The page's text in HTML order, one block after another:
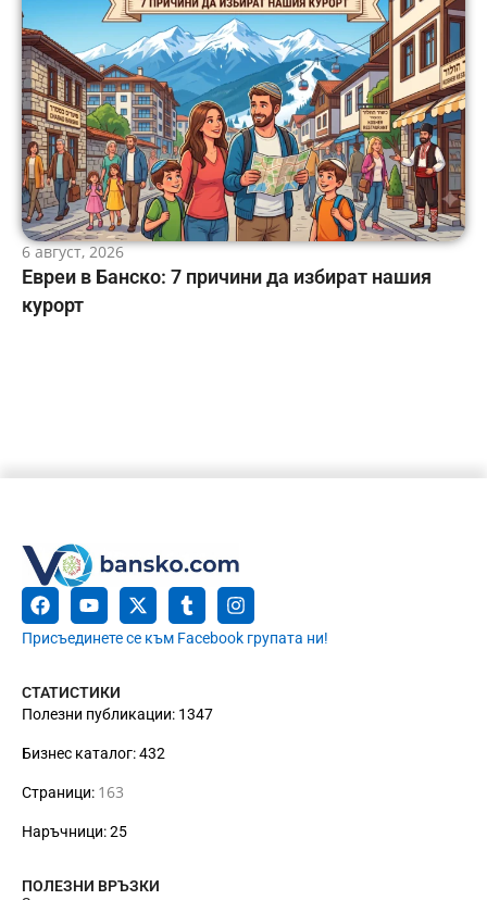
6 август, 2026
Евреи в Банско: 7 причини да избират нашия
курорт
Присъединете се към Facebook групата ни!
СТАТИСТИКИ
Полезни публикации: 1347
Бизнес каталог: 432
Страници: 163
Наръчници: 25
ПОЛЕЗНИ ВРЪЗКИ